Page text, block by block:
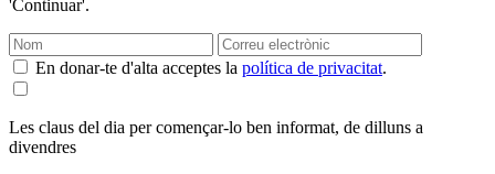
'Continuar'.
En donar-te d'alta acceptes la política de privacitat.
Les claus del dia per començar-lo ben informat, de dilluns a
divendres